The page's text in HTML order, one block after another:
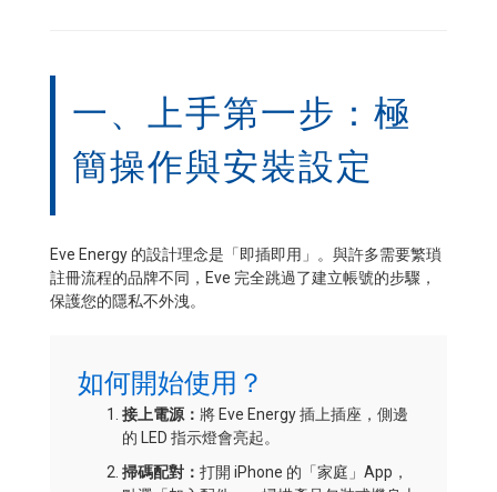
一、上手第一步：極
簡操作與安裝設定
Eve Energy 的設計理念是「即插即用」。與許多需要繁瑣
註冊流程的品牌不同，Eve 完全跳過了建立帳號的步驟，
保護您的隱私不外洩。
如何開始使用？
接上電源： 將 Eve Energy 插上插座，側邊
的 LED 指示燈會亮起。
掃碼配對： 打開 iPhone 的「家庭」App，